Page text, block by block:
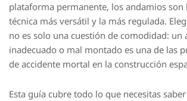
plataforma permanente, los andamios son
técnica más versátil y la más regulada.
no es solo una cuestión de comodidad: un
inadecuado o mal montado es una de las
de accidente mortal en la construcción
Esta guía cubre todo lo que necesitas